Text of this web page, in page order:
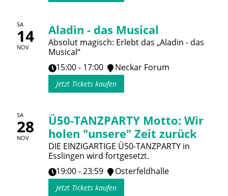
SA
14
NOV
Aladin - das Musical
Absolut magisch: Erlebt das „Aladin - das
Musical“
15:00 - 17:00
Neckar Forum
Jetzt Tickets kaufen
SA
28
NOV
Ü50-TANZPARTY Motto: Wir
holen "unsere" Zeit zurück
DIE EINZIGARTIGE Ü50-TANZPARTY in
Esslingen wird fortgesetzt.
19:00 - 23:59
Osterfeldhalle
Jetzt Tickets kaufen